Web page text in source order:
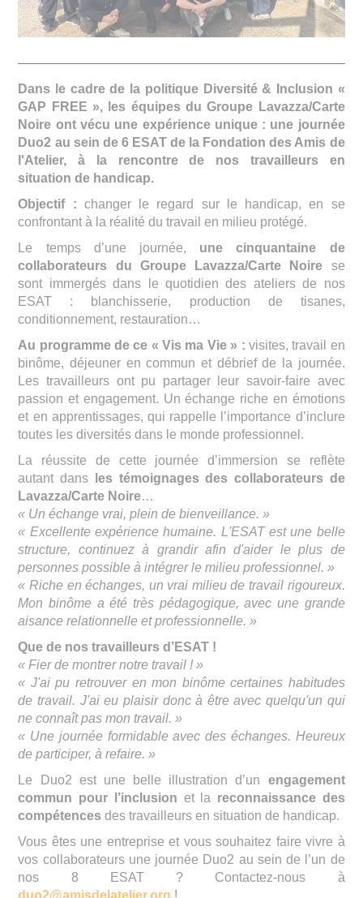
Dans le cadre de la politique Diversité & Inclusion «
GAP FREE », les équipes du Groupe Lavazza/Carte
Noire ont vécu une expérience unique : une journée
Duo2 au sein de 6 ESAT de la Fondation des Amis de
l'Atelier, à la rencontre de nos travailleurs en
situation de handicap.
Objectif : changer le regard sur le handicap, en se
confrontant à la réalité du travail en milieu protégé.
Le temps d’une journée, une cinquantaine de
collaborateurs du Groupe Lavazza/Carte Noire se
sont immergés dans le quotidien des ateliers de nos
ESAT : blanchisserie, production de tisanes,
conditionnement, restauration…
Au programme de ce « Vis ma Vie » : visites, travail en
binôme, déjeuner en commun et débrief de la journée.
Les travailleurs ont pu partager leur savoir-faire avec
passion et engagement. Un échange riche en émotions
et en apprentissages, qui rappelle l’importance d’inclure
toutes les diversités dans le monde professionnel.
La réussite de cette journée d’immersion se reflète
autant dans
les témoignages des collaborateurs de
Lavazza/Carte Noire…
« Un échange vrai, plein de bienveillance. »
« Excellente expérience humaine. L'ESAT est une belle
structure, continuez à grandir afin d'aider le plus de
personnes possible à intégrer le milieu professionnel. »
« Riche en échanges, un vrai milieu de travail rigoureux.
Mon binôme a été très pédagogique, avec une grande
aisance relationnelle et professionnelle. »
Que de nos travailleurs d’ESAT !
« Fier de montrer notre travail ! »
« J'ai pu retrouver en mon binôme certaines habitudes
de travail. J'ai eu plaisir donc à être avec quelqu'un qui
ne connaît pas mon travail. »
« Une journée formidable avec des échanges. Heureux
de participer, à refaire. »
Le Duo2 est une belle illustration d’un engagement
commun pour l’inclusion et la reconnaissance des
compétences des travailleurs en situation de handicap.
Vous êtes une entreprise et vous souhaitez faire vivre à
vos collaborateurs une journée Duo2 au sein de l’un de
nos 8 ESAT ? Contactez-nous à
duo2@amisdelatelier.org !